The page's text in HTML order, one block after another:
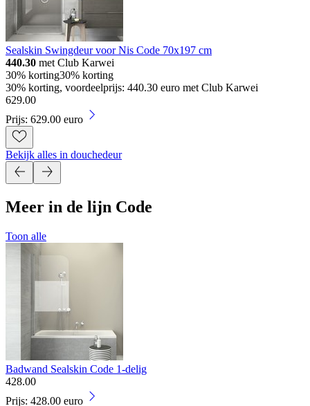
Sealskin Swingdeur voor Nis Code 70x197 cm
440.30 met Club Karwei
30% korting30% korting
30% korting, voordeelprijs: 440.30 euro met Club Karwei
629.00
Prijs: 629.00 euro
Bekijk alles in douchedeur
Meer in de lijn Code
Toon alle
Badwand Sealskin Code 1-delig
428.00
Prijs: 428.00 euro